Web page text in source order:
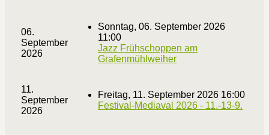
06.
September
2026
Sonntag, 06. September 2026
11:00
Jazz Frühschoppen am
Grafenmühlweiher
11.
September
2026
Freitag, 11. September 2026 16:00
Festival-Mediaval 2026 - 11.-13-9.